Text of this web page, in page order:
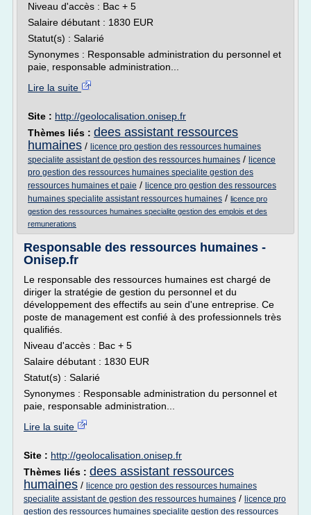
Niveau d'accès : Bac + 5
Salaire débutant : 1830 EUR
Statut(s) : Salarié
Synonymes : Responsable administration du personnel et
paie, responsable administration...
Lire la suite
Site : http://geolocalisation.onisep.fr
Thèmes liés : dees assistant ressources
humaines / licence pro gestion des ressources humaines
specialite assistant de gestion des ressources humaines / licence
pro gestion des ressources humaines specialite gestion des
ressources humaines et paie / licence pro gestion des ressources
humaines specialite assistant ressources humaines / licence pro
gestion des ressources humaines specialite gestion des emplois et des
remunerations
Responsable des ressources humaines -
Onisep.fr
Le responsable des ressources humaines est chargé de
diriger la stratégie de gestion du personnel et du
développement des effectifs au sein d'une entreprise. Ce
poste de management est confié à des professionnels très
qualifiés.
Niveau d'accès : Bac + 5
Salaire débutant : 1830 EUR
Statut(s) : Salarié
Synonymes : Responsable administration du personnel et
paie, responsable administration...
Lire la suite
Site : http://geolocalisation.onisep.fr
Thèmes liés : dees assistant ressources
humaines / licence pro gestion des ressources humaines
specialite assistant de gestion des ressources humaines / licence pro
gestion des ressources humaines specialite gestion des ressources